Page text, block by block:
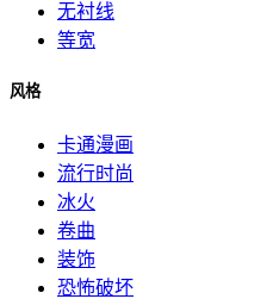
无衬线
等宽
风格
卡通漫画
流行时尚
冰火
卷曲
装饰
恐怖破坏